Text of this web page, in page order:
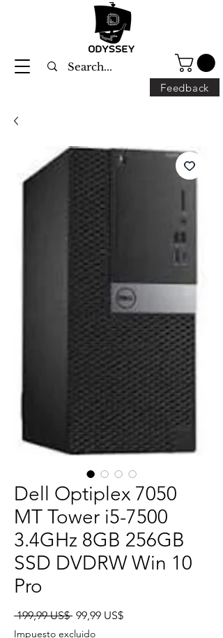
Feedback
Dell Optiplex 7050
MT Tower i5-7500
3.4GHz 8GB 256GB
SSD DVDRW Win 10
Pro
199,99 US$ Precio
99,99 US$Precio
Impuesto excluido